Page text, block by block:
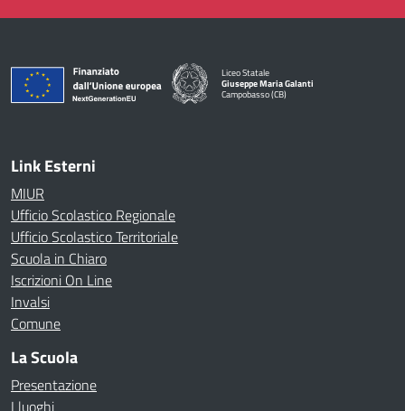
Liceo Statale
Giuseppe Maria Galanti
Campobasso (CB)
— Visita la pagina iniziale della scuola
Link Esterni
MIUR
Ufficio Scolastico Regionale
Ufficio Scolastico Territoriale
Scuola in Chiaro
Iscrizioni On Line
Invalsi
Comune
La Scuola
Presentazione
I luoghi